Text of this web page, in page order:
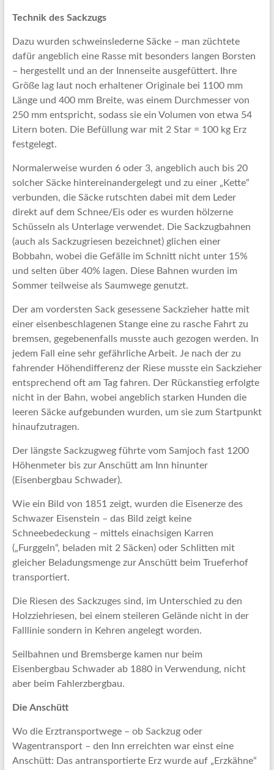
Technik des Sackzugs
Dazu wurden schweinslederne Säcke – man züchtete
dafür angeblich eine Rasse mit besonders langen Borsten
– hergestellt und an der Innenseite ausgefüttert. Ihre
Größe lag laut noch erhaltener Originale bei 1100 mm
Länge und 400 mm Breite, was einem Durchmesser von
250 mm entspricht, sodass sie ein Volumen von etwa 54
Litern boten. Die Befüllung war mit 2 Star = 100 kg Erz
festgelegt.
Normalerweise wurden 6 oder 3, angeblich auch bis 20
solcher Säcke hintereinandergelegt und zu einer „Kette“
verbunden, die Säcke rutschten dabei mit dem Leder
direkt auf dem Schnee/Eis oder es wurden hölzerne
Schüsseln als Unterlage verwendet. Die Sackzugbahnen
(auch als Sackzugriesen bezeichnet) glichen einer
Bobbahn, wobei die Gefälle im Schnitt nicht unter 15%
und selten über 40% lagen. Diese Bahnen wurden im
Sommer teilweise als Saumwege genutzt.
Der am vordersten Sack gesessene Sackzieher hatte mit
einer eisenbeschlagenen Stange eine zu rasche Fahrt zu
bremsen, gegebenenfalls musste auch gezogen werden. In
jedem Fall eine sehr gefährliche Arbeit. Je nach der zu
fahrender Höhendifferenz der Riese musste ein Sackzieher
entsprechend oft am Tag fahren. Der Rückanstieg erfolgte
nicht in der Bahn, wobei angeblich starken Hunden die
leeren Säcke aufgebunden wurden, um sie zum Startpunkt
hinaufzutragen.
Der längste Sackzugweg führte vom Samjoch fast 1200
Höhenmeter bis zur Anschütt am Inn hinunter
(Eisenbergbau Schwader).
Wie ein Bild von 1851 zeigt, wurden die Eisenerze des
Schwazer Eisenstein – das Bild zeigt keine
Schneebedeckung – mittels einachsigen Karren
(„Furggeln“, beladen mit 2 Säcken) oder Schlitten mit
gleicher Beladungsmenge zur Anschütt beim Trueferhof
transportiert.
Die Riesen des Sackzuges sind, im Unterschied zu den
Holzziehriesen, bei einem steileren Gelände nicht in der
Falllinie sondern in Kehren angelegt worden.
Seilbahnen und Bremsberge kamen nur beim
Eisenbergbau Schwader ab 1880 in Verwendung, nicht
aber beim Fahlerzbergbau.
Die Anschütt
Wo die Erztransportwege – ob Sackzug oder
Wagentransport – den Inn erreichten war einst eine
Anschütt: Das antransportierte Erz wurde auf „Erzkähne“